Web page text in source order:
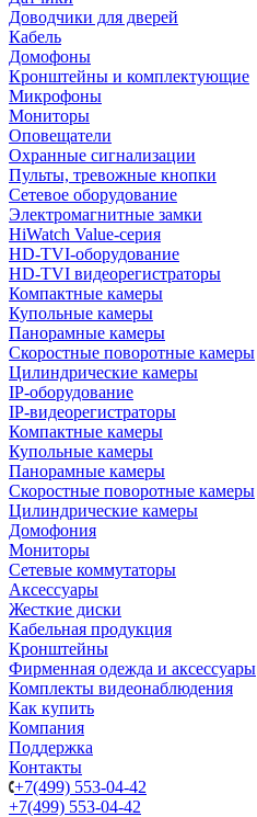
Доводчики для дверей
Кабель
Домофоны
Кронштейны и комплектующие
Микрофоны
Мониторы
Оповещатели
Охранные сигнализации
Пульты, тревожные кнопки
Сетевое оборудование
Электромагнитные замки
HiWatch Value-серия
HD-TVI-оборудование
HD-TVI видеорегистраторы
Компактные камеры
Купольные камеры
Панорамные камеры
Скоростные поворотные камеры
Цилиндрические камеры
IP-оборудование
IP-видеорегистраторы
Компактные камеры
Купольные камеры
Панорамные камеры
Скоростные поворотные камеры
Цилиндрические камеры
Домофония
Мониторы
Сетевые коммутаторы
Аксессуары
Жесткие диски
Кабельная продукция
Кронштейны
Фирменная одежда и аксессуары
Комплекты видеонаблюдения
Как купить
Компания
Поддержка
Контакты
+7(499) 553-04-42
+7(499) 553-04-42